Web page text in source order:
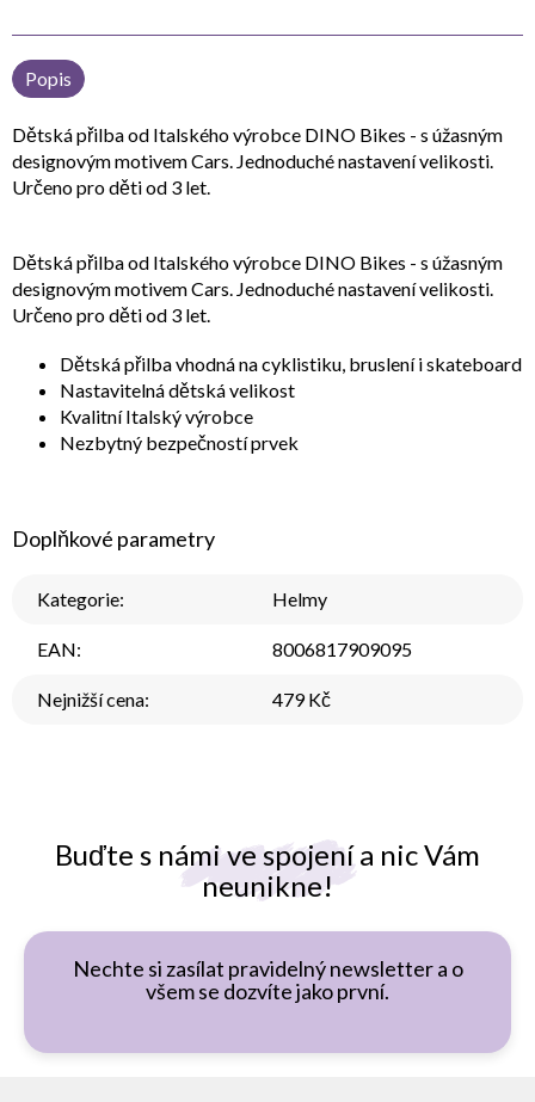
Buďte s námi ve spojení a nic Vám
neunikne!
Nechte si zasílat pravidelný newsletter a o
všem se dozvíte jako první.
Popis
Dětská přilba od Italského výrobce DINO Bikes - s úžasným
designovým motivem Cars. Jednoduché nastavení velikosti.
Určeno pro děti od 3 let.
Dětská přilba od Italského výrobce DINO Bikes - s úžasným
designovým motivem Cars. Jednoduché nastavení velikosti.
Určeno pro děti od 3 let.
Dětská přilba vhodná na cyklistiku, bruslení i skateboard
Nastavitelná dětská velikost
Kvalitní Italský výrobce
Nezbytný bezpečností prvek
Doplňkové parametry
Kategorie: Helmy
EAN: 8006817909095
Nejnižší cena: 479 Kč